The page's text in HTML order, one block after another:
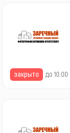
закрыто до 10:00